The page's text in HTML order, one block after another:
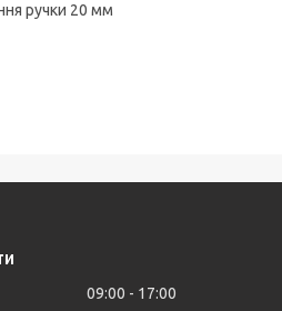
ручки 20 мм
09:00
17:00